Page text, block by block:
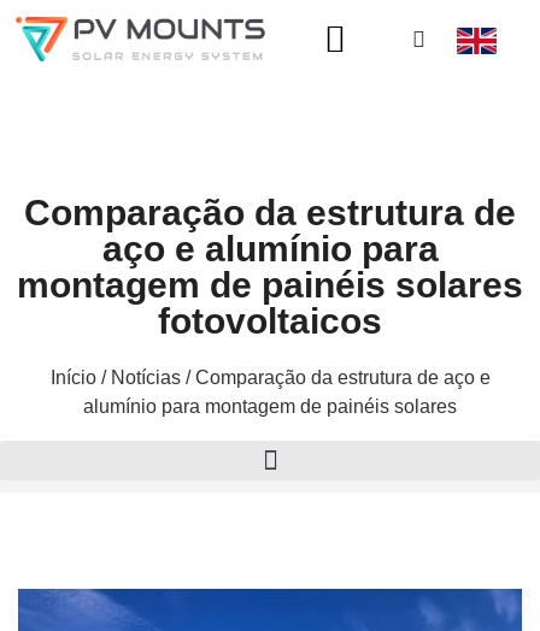
Comparação da estrutura de
aço e alumínio para
montagem de painéis solares
fotovoltaicos
Início/ Notícias/ Comparação da estrutura de aço e
alumínio para montagem de painéis solares